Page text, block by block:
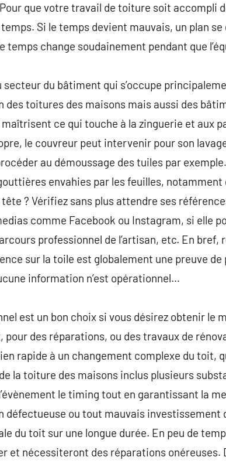
que votre travail de toiture soit accompli
Si le temps devient mauvais, un plan
temps change soudainement pendant que
secteur du bâtiment qui s’occupe
des toitures des maisons mais aussi des
ce qui touche à la zinguerie et aux
le couvreur peut intervenir pour son
au démoussage des tuiles par
envahies par les feuilles,
? Vérifiez sans plus attendre ses
comme Facebook ou Instagram, si elle
professionnel de l’artisan, etc. En bref,
sur la toile est globalement une preuve
information n’est opérationnel…
est un bon choix si vous désirez obtenir le
pour des réparations, ou des travaux de
rapide à un changement complexe du toit,
la toiture des maisons inclus plusieurs
le timing tout en garantissant la
défectueuse ou tout mauvais
du toit sur une longue durée. En peu de
et nécessiteront des réparations